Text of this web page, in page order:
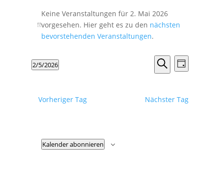
Hinweis
Keine Veranstaltungen für 2. Mai 2026
vorgesehen. Hier geht es zu den nächsten
bevorstehenden Veranstaltungen.
Suche
Ansichten,
Suche
Tag
2/5/2026
Vorheriger Tag
Nächster Tag
Kalender abonnieren